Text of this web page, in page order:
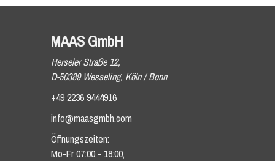
MAAS GmbH
Herseler Straße 12,
D-50389 Wesseling, Köln / Bonn
+49 2236 9444916
info@maasgmbh.com
Öffnungszeiten:
Mo-Fr 07:00 - 18:00,